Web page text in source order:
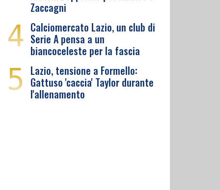
Zaccagni
4 Calciomercato Lazio, un club di
Serie A pensa a un
biancoceleste per la fascia
5 Lazio, tensione a Formello:
Gattuso 'caccia' Taylor durante
l'allenamento